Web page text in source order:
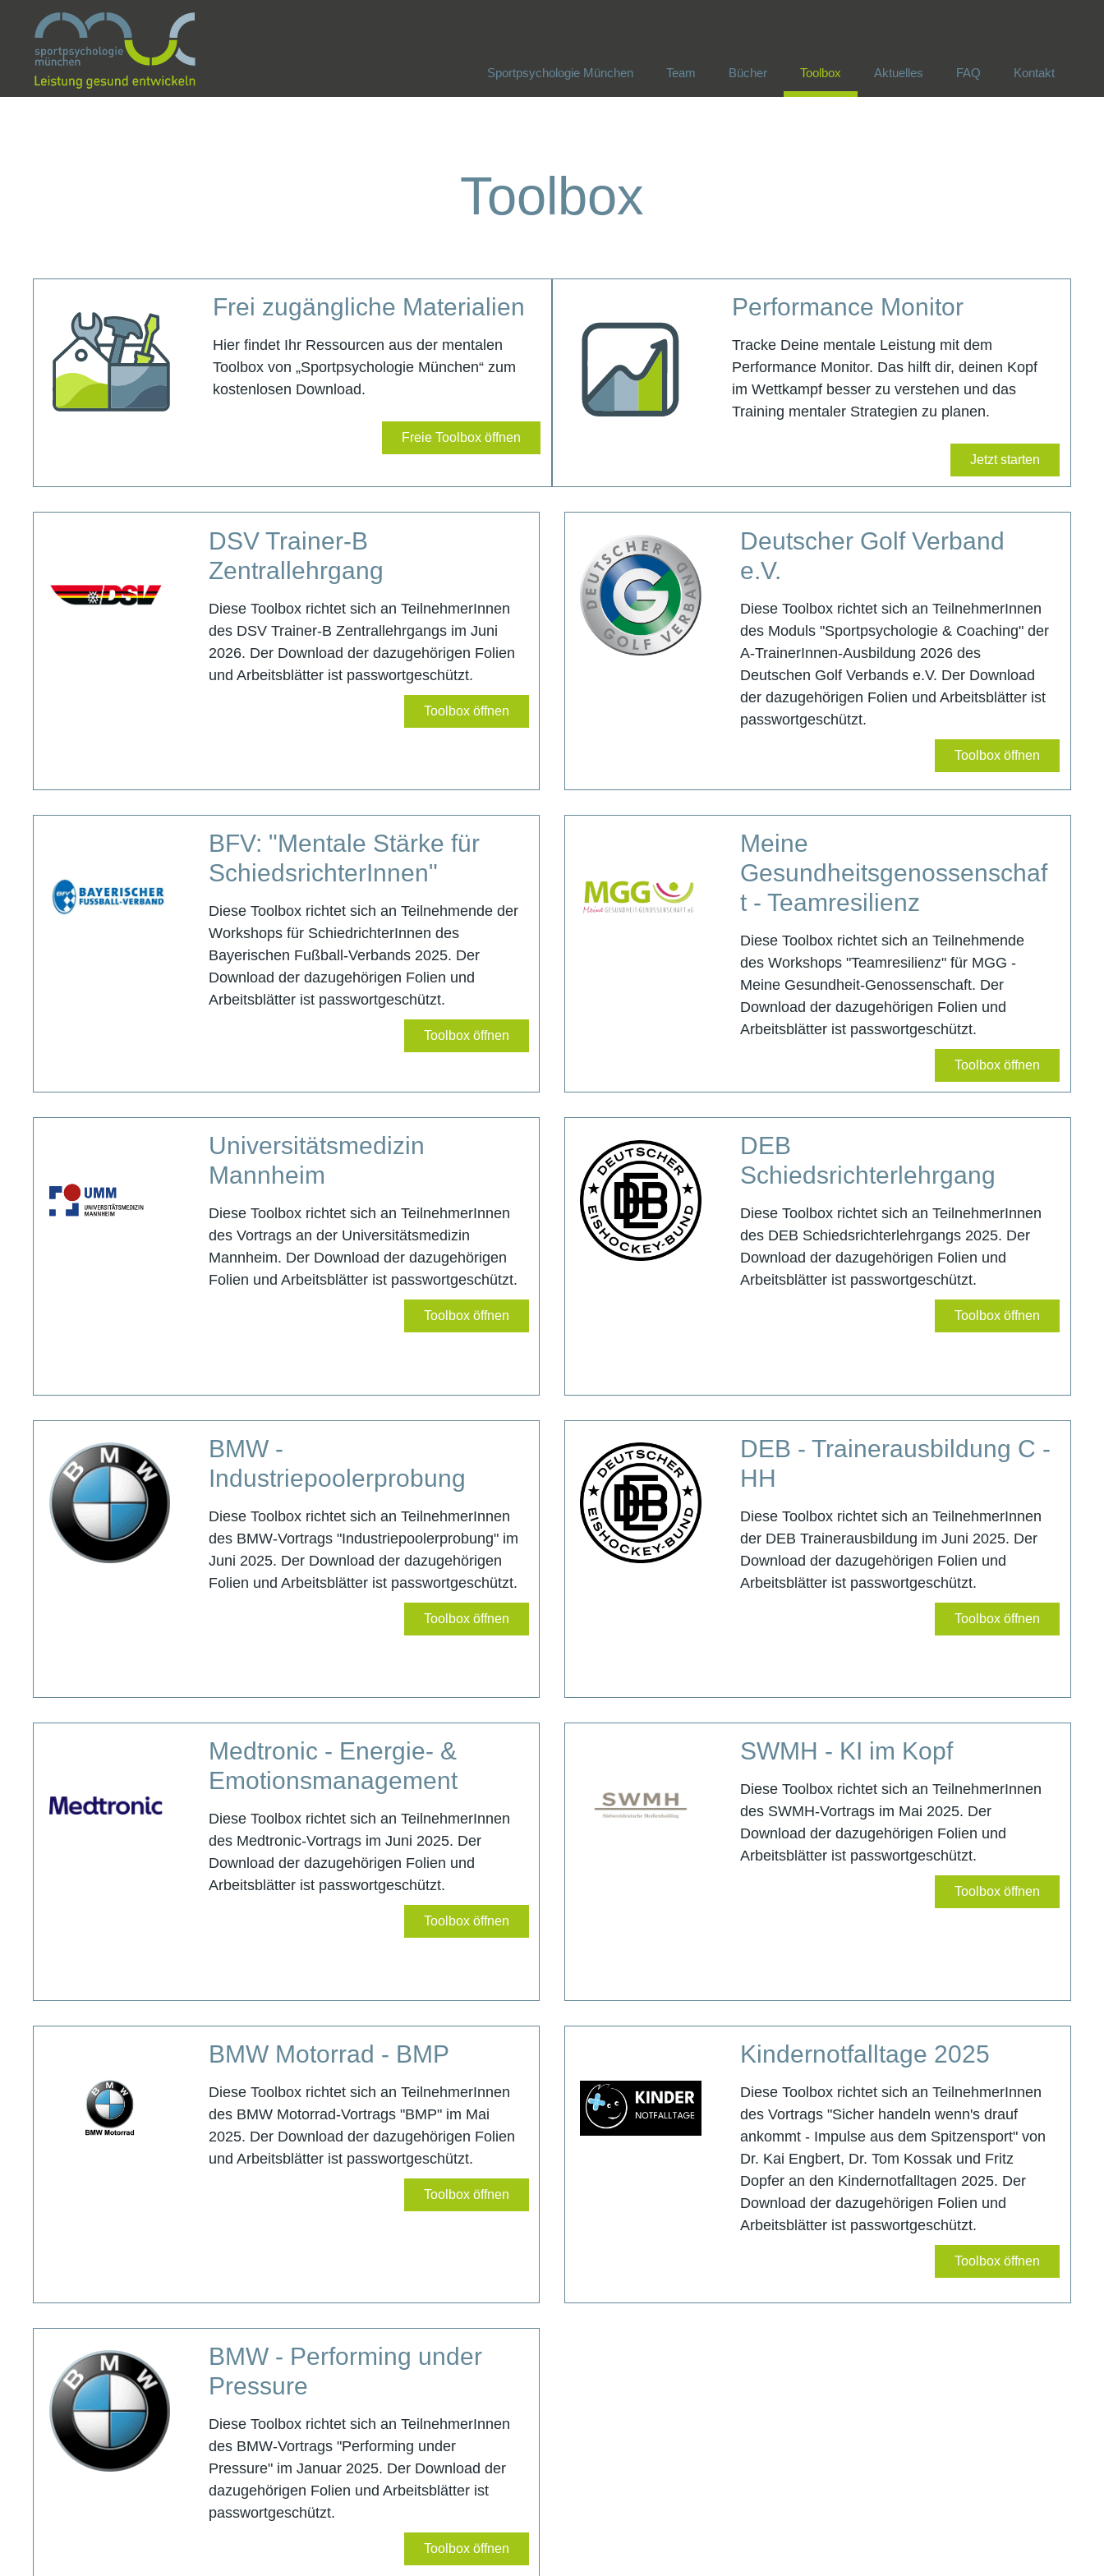
Sportpsychologie München Team Bücher Toolbox Aktuelles FAQ Kontakt
Toolbox
Frei zugängliche Materialien
Hier findet Ihr Ressourcen aus der mentalen
Toolbox von „Sportpsychologie München“ zum
kostenlosen Download.
Freie Toolbox öffnen
Performance Monitor
Tracke Deine mentale Leistung mit dem
Performance Monitor. Das hilft dir, deinen Kopf
im Wettkampf besser zu verstehen und das
Training mentaler Strategien zu planen.
Jetzt starten
DSV Trainer-B
Zentrallehrgang
Diese Toolbox richtet sich an TeilnehmerInnen
des DSV Trainer-B Zentrallehrgangs im Juni
2026. Der Download der dazugehörigen Folien
und Arbeitsblätter ist passwortgeschützt.
Toolbox öffnen
Deutscher Golf Verband
e.V.
Diese Toolbox richtet sich an TeilnehmerInnen
des Moduls "Sportpsychologie & Coaching" der
A-TrainerInnen-Ausbildung 2026 des
Deutschen Golf Verbands e.V. Der Download
der dazugehörigen Folien und Arbeitsblätter ist
passwortgeschützt.
Toolbox öffnen
BFV: "Mentale Stärke für
SchiedsrichterInnen"
Diese Toolbox richtet sich an Teilnehmende der
Workshops für SchiedrichterInnen des
Bayerischen Fußball-Verbands 2025. Der
Download der dazugehörigen Folien und
Arbeitsblätter ist passwortgeschützt.
Toolbox öffnen
Meine
Gesundheitsgenossenschaf
t - Teamresilienz
Diese Toolbox richtet sich an Teilnehmende
des Workshops "Teamresilienz" für MGG -
Meine Gesundheit-Genossenschaft. Der
Download der dazugehörigen Folien und
Arbeitsblätter ist passwortgeschützt.
Toolbox öffnen
Universitätsmedizin
Mannheim
Diese Toolbox richtet sich an TeilnehmerInnen
des Vortrags an der Universitätsmedizin
Mannheim. Der Download der dazugehörigen
Folien und Arbeitsblätter ist passwortgeschützt.
Toolbox öffnen
DEB
Schiedsrichterlehrgang
Diese Toolbox richtet sich an TeilnehmerInnen
des DEB Schiedsrichterlehrgangs 2025. Der
Download der dazugehörigen Folien und
Arbeitsblätter ist passwortgeschützt.
Toolbox öffnen
BMW -
Industriepoolerprobung
Diese Toolbox richtet sich an TeilnehmerInnen
des BMW-Vortrags "Industriepoolerprobung" im
Juni 2025. Der Download der dazugehörigen
Folien und Arbeitsblätter ist passwortgeschützt.
Toolbox öffnen
DEB - Trainerausbildung C -
HH
Diese Toolbox richtet sich an TeilnehmerInnen
der DEB Trainerausbildung im Juni 2025. Der
Download der dazugehörigen Folien und
Arbeitsblätter ist passwortgeschützt.
Toolbox öffnen
Medtronic - Energie- &
Emotionsmanagement
Diese Toolbox richtet sich an TeilnehmerInnen
des Medtronic-Vortrags im Juni 2025. Der
Download der dazugehörigen Folien und
Arbeitsblätter ist passwortgeschützt.
Toolbox öffnen
SWMH - KI im Kopf
Diese Toolbox richtet sich an TeilnehmerInnen
des SWMH-Vortrags im Mai 2025. Der
Download der dazugehörigen Folien und
Arbeitsblätter ist passwortgeschützt.
Toolbox öffnen
BMW Motorrad - BMP
Diese Toolbox richtet sich an TeilnehmerInnen
des BMW Motorrad-Vortrags "BMP" im Mai
2025. Der Download der dazugehörigen Folien
und Arbeitsblätter ist passwortgeschützt.
Toolbox öffnen
Kindernotfalltage 2025
Diese Toolbox richtet sich an TeilnehmerInnen
des Vortrags "Sicher handeln wenn's drauf
ankommt - Impulse aus dem Spitzensport" von
Dr. Kai Engbert, Dr. Tom Kossak und Fritz
Dopfer an den Kindernotfalltagen 2025. Der
Download der dazugehörigen Folien und
Arbeitsblätter ist passwortgeschützt.
Toolbox öffnen
BMW - Performing under
Pressure
Diese Toolbox richtet sich an TeilnehmerInnen
des BMW-Vortrags "Performing under
Pressure" im Januar 2025. Der Download der
dazugehörigen Folien und Arbeitsblätter ist
passwortgeschützt.
Toolbox öffnen